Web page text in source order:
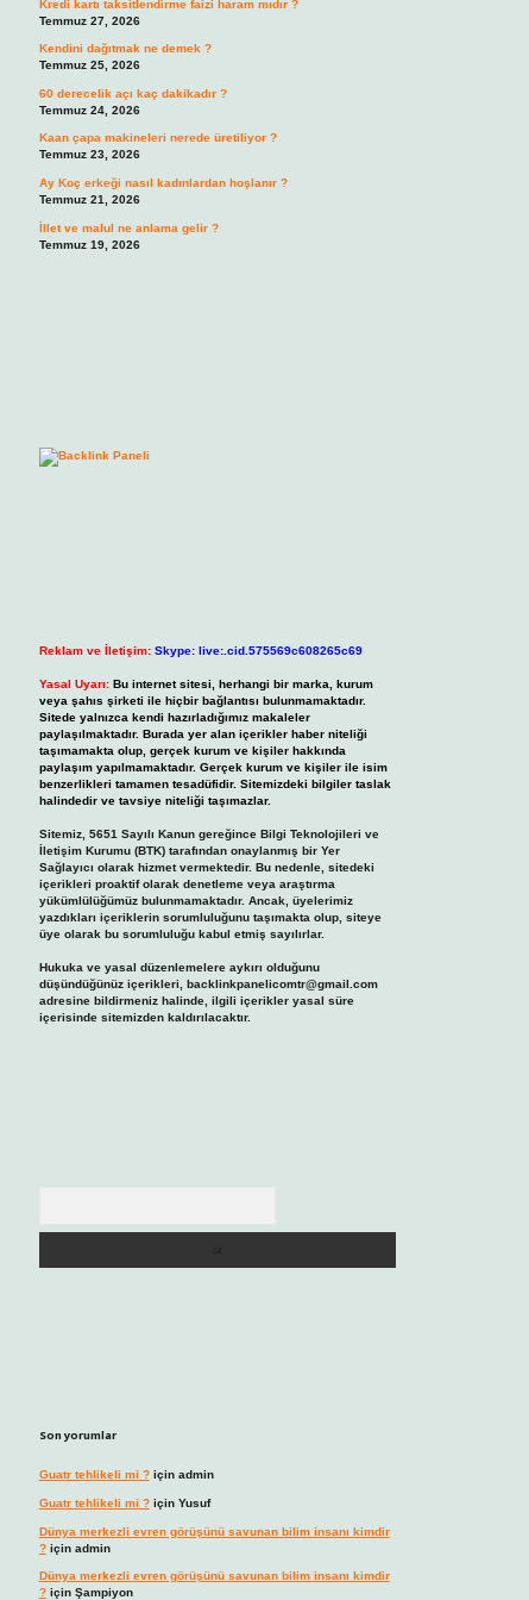
Kredi kartı taksitlendirme faizi haram mıdır ?
Temmuz 27, 2026
Kendini dağıtmak ne demek ?
Temmuz 25, 2026
60 derecelik açı kaç dakikadır ?
Temmuz 24, 2026
Kaan çapa makineleri nerede üretiliyor ?
Temmuz 23, 2026
Ay Koç erkeği nasıl kadınlardan hoşlanır ?
Temmuz 21, 2026
İllet ve malul ne anlama gelir ?
Temmuz 19, 2026
Reklam ve İletişim: Skype: live:.cid.575569c608265c69
Yasal Uyarı: Bu internet sitesi, herhangi bir marka, kurum
veya şahıs şirketi ile hiçbir bağlantısı bulunmamaktadır.
Sitede yalnızca kendi hazırladığımız makaleler
paylaşılmaktadır. Burada yer alan içerikler haber niteliği
taşımamakta olup, gerçek kurum ve kişiler hakkında
paylaşım yapılmamaktadır. Gerçek kurum ve kişiler ile isim
benzerlikleri tamamen tesadüfidir. Sitemizdeki bilgiler taslak
halindedir ve tavsiye niteliği taşımazlar.
Sitemiz, 5651 Sayılı Kanun gereğince Bilgi Teknolojileri ve
İletişim Kurumu (BTK) tarafından onaylanmış bir Yer
Sağlayıcı olarak hizmet vermektedir. Bu nedenle, sitedeki
içerikleri proaktif olarak denetleme veya araştırma
yükümlülüğümüz bulunmamaktadır. Ancak, üyelerimiz
yazdıkları içeriklerin sorumluluğunu taşımakta olup, siteye
üye olarak bu sorumluluğu kabul etmiş sayılırlar.
Hukuka ve yasal düzenlemelere aykırı olduğunu
düşündüğünüz içerikleri, backlinkpanelicomtr@gmail.com
adresine bildirmeniz halinde, ilgili içerikler yasal süre
içerisinde sitemizden kaldırılacaktır.
Son yorumlar
Guatr tehlikeli mi ?için admin
Guatr tehlikeli mi ?için Yusuf
Dünya merkezli evren görüşünü savunan bilim insanı kimdir
?için admin
Dünya merkezli evren görüşünü savunan bilim insanı kimdir
?için Şampiyon